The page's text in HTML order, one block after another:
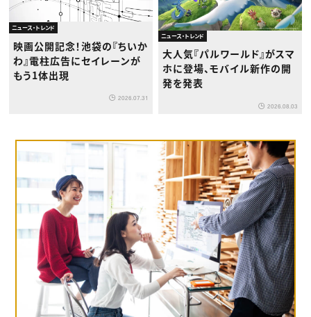
ニュース・トレンド
映画公開記念！池袋の『ちいか
わ』電柱広告にセイレーンが
もう1体出現
2026.07.31
ニュース・トレンド
大人気『パルワールド』がスマ
ホに登場、モバイル新作の開
発を発表
2026.08.03